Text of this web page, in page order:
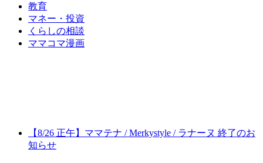
教育
マネー・投資
くらしの相談
ママコマ漫画
【8/26 正午】ママテナ / Merkystyle / ラナーヌ 終了のお
知らせ